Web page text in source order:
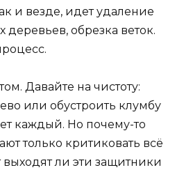
и везде, идет удаление
деревьев, обрезка веток.
Давайте на чистоту:
или обустроить клумбу
каждый. Но почему-то
только критиковать всё
выходят ли эти защитники